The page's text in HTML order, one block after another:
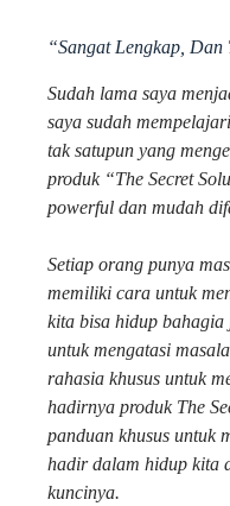
“Sangat Lengkap,
Sudah lama saya
saya sudah
tak satupun yang
produk “The Secret
powerful dan mudah
Setiap orang punya
memiliki cara untuk
kita bisa hidup
untuk mengatasi
rahasia khusus untuk
hadirnya produk The
panduan khusus untuk
hadir dalam hidup kita
kuncinya.